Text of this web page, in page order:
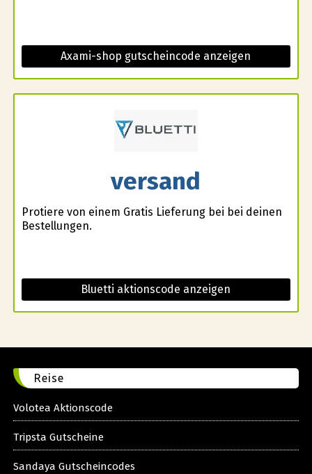
Axami-shop gutscheincode anzeigen
versand
Profitiere von einem Gratis Lieferung bei bei deinen
Bestellungen.
Bluetti aktionscode anzeigen
Reise
Volotea Aktionscode
Tripsta Gutscheine
Sandaya Gutscheincodes